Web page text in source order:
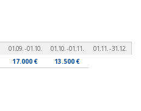
01.09. - 01.10. 01.10. - 01.11.
01.11. - 31.12.
17.000 € 13.500 €